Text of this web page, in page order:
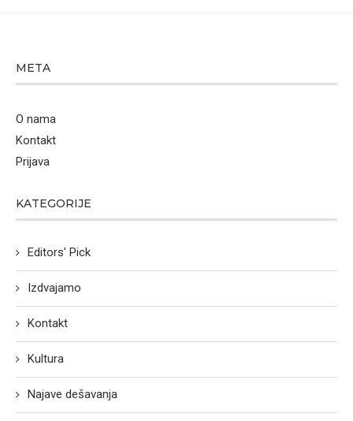
META
O nama
Kontakt
Prijava
KATEGORIJE
Editors' Pick
Izdvajamo
Kontakt
Kultura
Najave dešavanja